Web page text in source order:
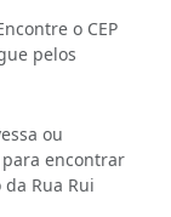
o CEP
pelos
ou
encontrar
Rua Rui